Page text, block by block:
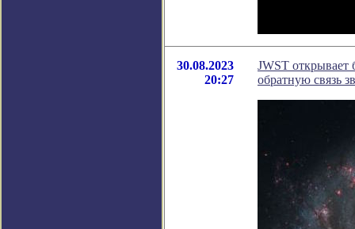
30.08.2023
20:27
JWST открывает
обратную связь